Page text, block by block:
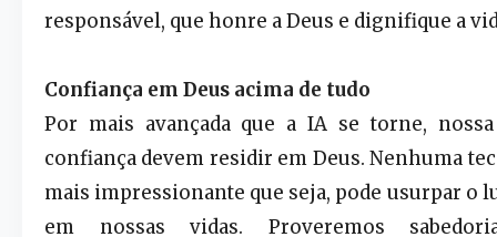
responsável, que honre a Deus e dignifique a
Confiança em Deus acima de tudo
Por mais avançada que a IA se torne,
confiança devem residir em Deus. Nenhuma
mais impressionante que seja, pode usurpar o
em nossas vidas. Proveremos